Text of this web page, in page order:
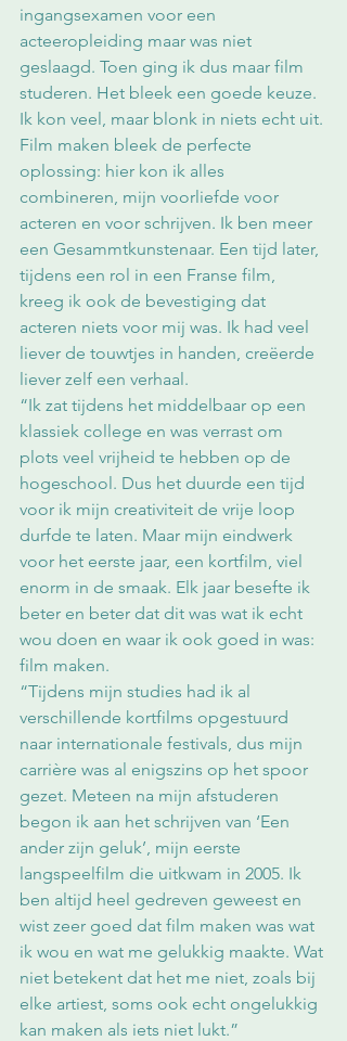
ingangsexamen voor een
acteeropleiding maar was niet
geslaagd. Toen ging ik dus maar film
studeren. Het bleek een goede keuze.
Ik kon veel, maar blonk in niets echt uit.
Film maken bleek de perfecte
oplossing: hier kon ik alles
combineren, mijn voorliefde voor
acteren en voor schrijven. Ik ben meer
een Gesammtkunstenaar. Een tijd later,
tijdens een rol in een Franse film,
kreeg ik ook de bevestiging dat
acteren niets voor mij was. Ik had veel
liever de touwtjes in handen, creëerde
liever zelf een verhaal.
“Ik zat tijdens het middelbaar op een
klassiek college en was verrast om
plots veel vrijheid te hebben op de
hogeschool. Dus het duurde een tijd
voor ik mijn creativiteit de vrije loop
durfde te laten. Maar mijn eindwerk
voor het eerste jaar, een kortfilm, viel
enorm in de smaak. Elk jaar besefte ik
beter en beter dat dit was wat ik echt
wou doen en waar ik ook goed in was:
film maken.
“Tijdens mijn studies had ik al
verschillende kortfilms opgestuurd
naar internationale festivals, dus mijn
carrière was al enigszins op het spoor
gezet. Meteen na mijn afstuderen
begon ik aan het schrijven van ‘Een
ander zijn geluk’, mijn eerste
langspeelfilm die uitkwam in 2005. Ik
ben altijd heel gedreven geweest en
wist zeer goed dat film maken was wat
ik wou en wat me gelukkig maakte. Wat
niet betekent dat het me niet, zoals bij
elke artiest, soms ook echt ongelukkig
kan maken als iets niet lukt.”